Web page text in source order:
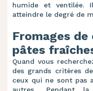
humide et ventilée.
atteindre le degré de
Fromages de
pâtes
Quand vous
des grands critères
ceux qui ne sont pas